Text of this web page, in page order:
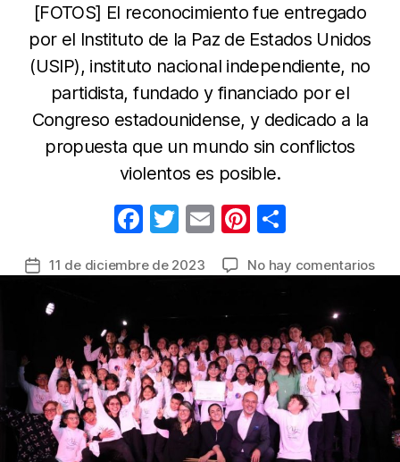
[FOTOS] El reconocimiento fue entregado
por el Instituto de la Paz de Estados Unidos
(USIP), instituto nacional independiente, no
partidista, fundado y financiado por el
Congreso estadounidense, y dedicado a la
propuesta que un mundo sin conflictos
violentos es posible.
F
c
b
o
o
k
T
itt
E
ail
Pi
er
st
m
ar
tir
Fecha11 de diciembre de 2023 No hay comentariosen
un
por